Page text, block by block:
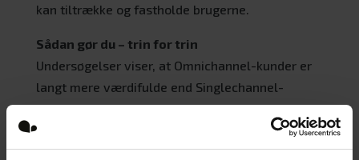
kan tiltrække og fastholde brugerne.
Sådan gør du – trin for trin
Undersøgelser viser, at Omnichannel-kunder er
langt mere værdifulde end Singlechannel-
kunder. De er generelt 47 procent mere
profitable. Derfor bør du tænke Omnichannel
Marketing ind i din overordnede digitale strategi.